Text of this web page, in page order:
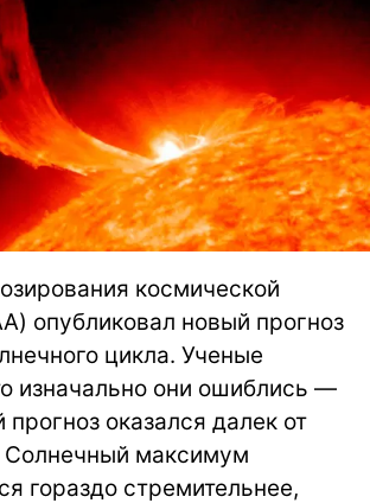
космической
опубликовал новый прогноз
цикла. Ученые
изначально они ошиблись —
оказался далек от
Солнечный максимум
гораздо стремительнее,